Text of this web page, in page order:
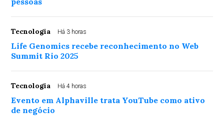
Tecnologia Há 3 horas
Life Genomics recebe reconhecimento no Web
Summit Rio 2025
Tecnologia Há 4 horas
Evento em Alphaville trata YouTube como ativo
de negócio